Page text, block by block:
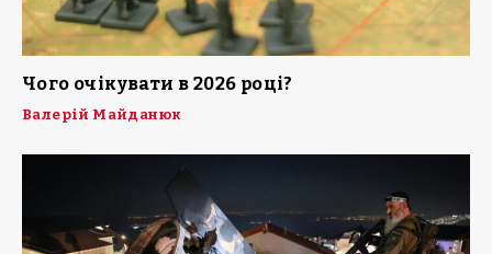
Чого очікувати в 2026 році?
Валерій Майданюк